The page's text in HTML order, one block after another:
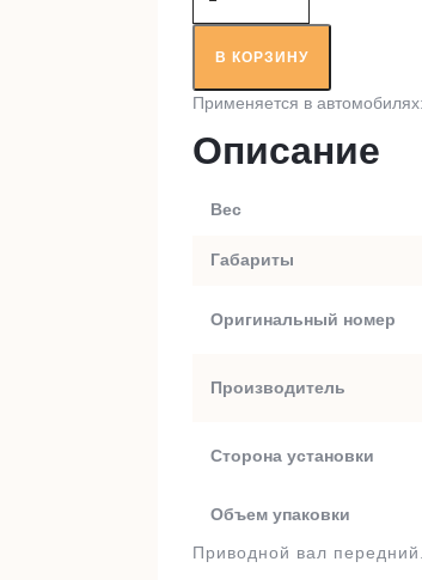
Приводной
валВ КОРЗИНУ
Применяется в автомобилях:
Описание
Вес
Габариты
Оригинальный номер
Производитель
Сторона установки
Объем упаковки
Приводной вал